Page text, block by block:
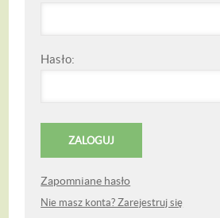
Hasło:
Zapomniane hasło
Nie masz konta? Zarejestruj się